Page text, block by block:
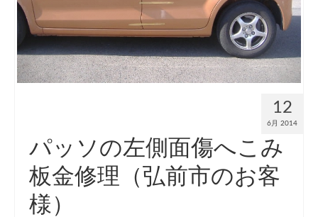
12
6月 2014
パッソの左側面傷へこみ
板金修理（弘前市のお客
様）